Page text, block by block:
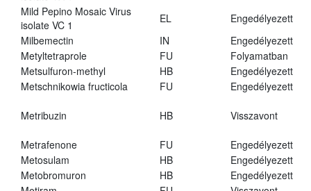
Mild Pepino Mosaic Virus
isolate VC 1
EL
Engedélyezett
Milbemectin
IN
Engedélyezett
Metyltetraprole
FU
Folyamatban
Metsulfuron-methyl
HB
Engedélyezett
Metschnikowia fructicola
FU Engedélyezett
Metribuzin HB Visszavont
Metrafenone FU
Engedélyezett
Metosulam
HB
Engedélyezett
Metobromuron
HB
Engedélyezett